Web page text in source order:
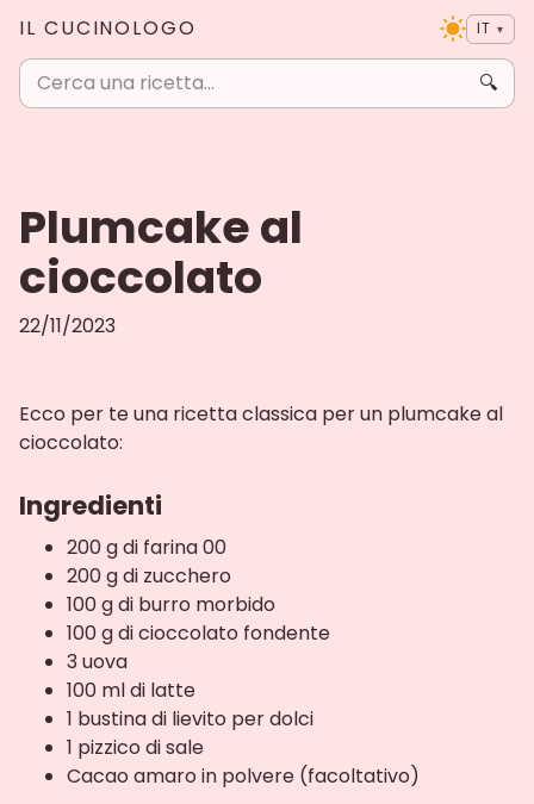
IL CUCINOLOGO
🔍
IT ▾
Plumcake al
cioccolato
22/11/2023
Ecco per te una ricetta classica per un plumcake al
cioccolato:
Ingredienti
200 g di farina 00
200 g di zucchero
100 g di burro morbido
100 g di cioccolato fondente
3 uova
100 ml di latte
1 bustina di lievito per dolci
1 pizzico di sale
Cacao amaro in polvere (facoltativo)